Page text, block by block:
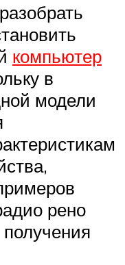
компьютер
в
модели
рено